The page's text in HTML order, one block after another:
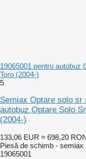
19065001 pentru autobuz
Toro (2004-)
5
Semiax Optare solo sr
autobuz Optare Solo
(2004-)
133,06 EUR ≈ 698,20
Piesă de schimb - semiax
19065001